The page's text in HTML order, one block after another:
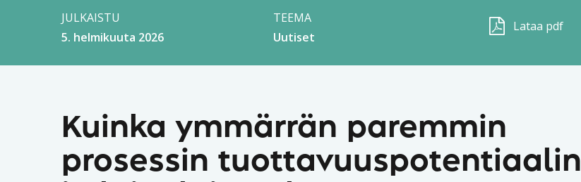
JULKAISTU
5. helmikuuta 2026
TEEMA
Uutiset
Lataa pdf
Kuinka ymmärrän paremmin
prosessin tuottavuuspotentiaalin